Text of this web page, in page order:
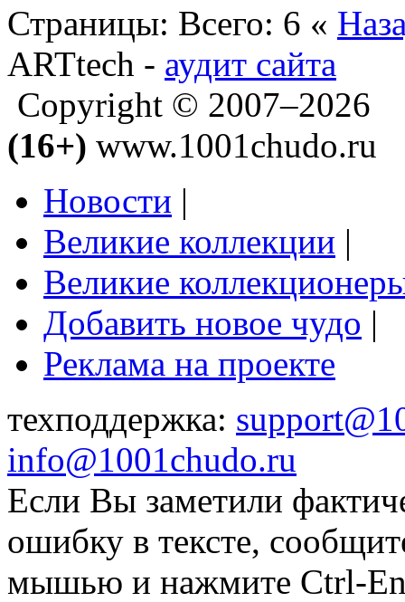
Страницы: Всего: 6 «
ARTtech - аудит сайта
Copyright © 2007–2026
(16+) www.1001chudo.ru
Новости |
Великие коллекции |
Великие
Добавить новое чудо |
Реклама на проекте
техподдержка:
info@1001chudo.ru
Если Вы заметили
ошибку в тексте,
мышью и нажмите Ctrl-